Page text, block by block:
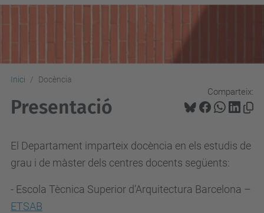
Inici Docència
Comparteix:
Presentació
El Departament imparteix docència en els estudis de
grau i de màster dels centres docents següents:
- Escola Tècnica Superior d’Arquitectura Barcelona –
ETSAB